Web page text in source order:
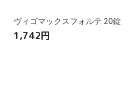
ヴィゴマックスフォルテ 20錠
1,742円